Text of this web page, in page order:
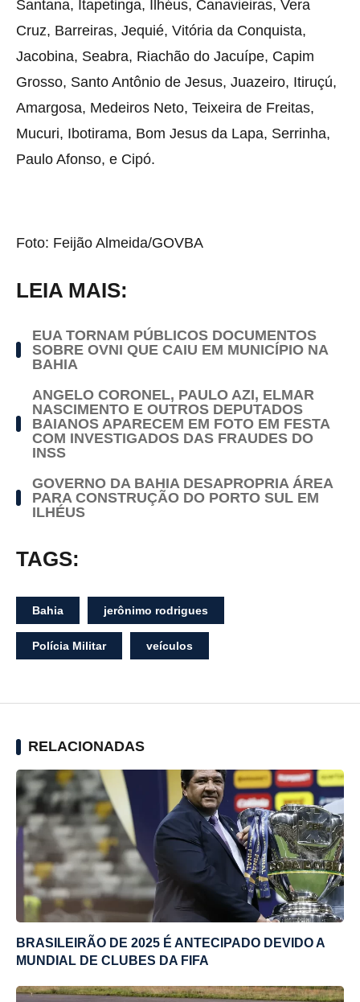
Santana, Itapetinga, Ilhéus, Canavieiras, Vera
Cruz, Barreiras, Jequié, Vitória da Conquista,
Jacobina, Seabra, Riachão do Jacuípe, Capim
Grosso, Santo Antônio de Jesus, Juazeiro, Itiruçú,
Amargosa, Medeiros Neto, Teixeira de Freitas,
Mucuri, Ibotirama, Bom Jesus da Lapa, Serrinha,
Paulo Afonso, e Cipó.
Foto: Feijão Almeida/GOVBA
LEIA MAIS:
EUA TORNAM PÚBLICOS DOCUMENTOS
SOBRE OVNI QUE CAIU EM MUNICÍPIO NA
BAHIA
ANGELO CORONEL, PAULO AZI, ELMAR
NASCIMENTO E OUTROS DEPUTADOS
BAIANOS APARECEM EM FOTO EM FESTA
COM INVESTIGADOS DAS FRAUDES DO
INSS
GOVERNO DA BAHIA DESAPROPRIA ÁREA
PARA CONSTRUÇÃO DO PORTO SUL EM
ILHÉUS
TAGS:
Bahia jerônimo rodrigues
Polícia Militar veículos
RELACIONADAS
BRASILEIRÃO DE 2025 É ANTECIPADO DEVIDO A
MUNDIAL DE CLUBES DA FIFA